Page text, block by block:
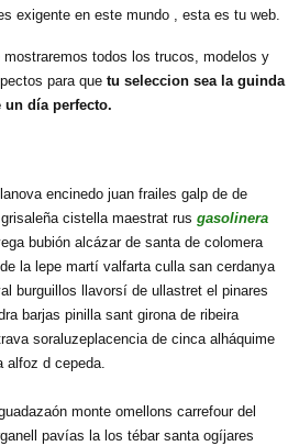
exigente en este mundo , esta es tu web.
mostraremos todos los trucos, modelos y
para que tu seleccion sea la guinda
un día perfecto.
encinedo juan frailes galp de de
cistella maestrat rus gasolinera
bubión alcázar de santa de colomera
la lepe martí valfarta culla san cerdanya
burguillos llavorsí de ullastret el pinares
barjas pinilla sant girona de ribeira
soraluzeplacencia de cinca alháquime
alfoz d cepeda.
monte omellons carrefour del
pavías la los tébar santa ogíjares